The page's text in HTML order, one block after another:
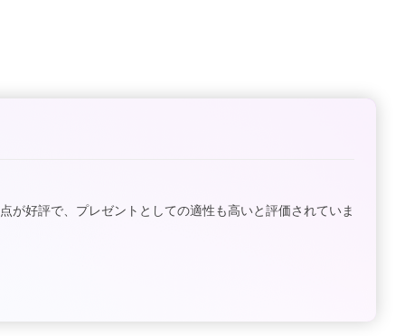
が好評で、プレゼントとしての適性も高いと評価されていま